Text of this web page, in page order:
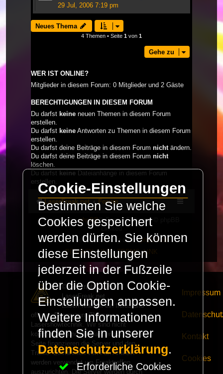
29 Jul, 2006 7:19 pm
Neues Thema
4 Themen • Seite 1 von 1
Gehe zu
WER IST ONLINE?
Mitglieder in diesem Forum: 0 Mitglieder und 2 Gäste
BERECHTIGUNGEN IN DIESEM FORUM
Du darfst keine neuen Themen in diesem Forum
erstellen.
Du darfst keine Antworten zu Themen in diesem Forum
erstellen.
Du darfst deine Beiträge in diesem Forum nichtändern.
Du darfst deine Beiträge in diesem Forum nicht
löschen.
Du darfst keine Dateianhänge in diesem Forum
erstellen.
LaserFreak.net Forum
Powered byphpBB® Forum Software © phpBB
Limited
Deutsche Übersetzung durchphpBB.de
PRIVACY_LINK | TERMS_LINK
© Copyright 2025 -
LaserFreak.net
LaserFreak ist ein freies und
offenes Forum zum Thema
Lasershowtechnik. Wir sind nicht
kommerziell und die Banner auf dieser
Seite finanzieren die Server und den
Traffic. Einnahmen von Fan Artikeln
werden verwendet um Freaktreffen
auszurichten. Die Server werden durch
Impressum
Kontakt
Cookies
Cookie-Einstellungen
Bestimmen Sie welche
Cookies gespeichert
werden dürfen. Sie können
diese Einstellungen
jederzeit in der Fußzeile
über die Option Cookie-
Einstellungen anpassen.
Weitere Informationen
finden Sie in unserer
Datenschutzerklärung.
Erforderliche Cookies